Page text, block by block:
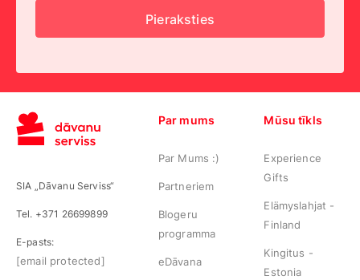
Pieraksties
SIA „Dāvanu Serviss“
Tel. +371 26699899
E-pasts:
[email protected]
Par mums
Par Mums :)
Partneriem
Blogeru
programma
eDāvana
Mūsu tīkls
Experience
Gifts
Elämyslahjat -
Finland
Kingitus -
Estonia